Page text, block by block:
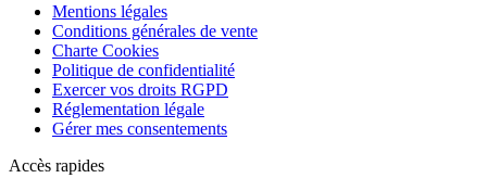
Mentions légales
Conditions générales de vente
Charte Cookies
Politique de confidentialité
Exercer vos droits RGPD
Réglementation légale
Gérer mes consentements
Accès rapides